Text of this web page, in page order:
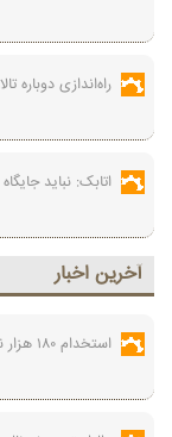
راه‌اندازی دوباره
اتابک: نباید
آخرين اخبار
استخدام ۱۸۰ هزار نیروی جدید در آموزش‌ و پرورش